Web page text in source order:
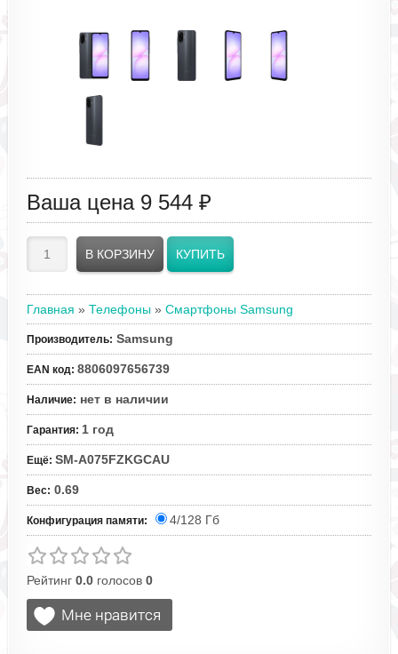
Ваша цена 9 544 ₽
Главная » Телефоны » Смартфоны Samsung
Производитель: Samsung
EAN код: 8806097656739
Наличие: нет в наличии
Гарантия: 1 год
Ещё: SM-A075FZKGCAU
Вес: 0.69
Конфигурация памяти: 4/128 Гб
Рейтинг 0.0голосов 0